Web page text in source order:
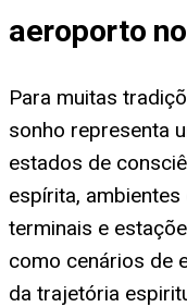
aeroporto
Para muitas
sonho representa
estados de
espírita,
terminais e
como cenários de
da trajetória